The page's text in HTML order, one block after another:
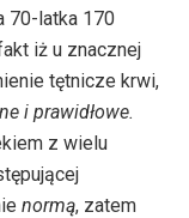
70-latka 170
iż u znacznej
tętnicze krwi,
i prawidłowe.
z wielu
normą, zatem